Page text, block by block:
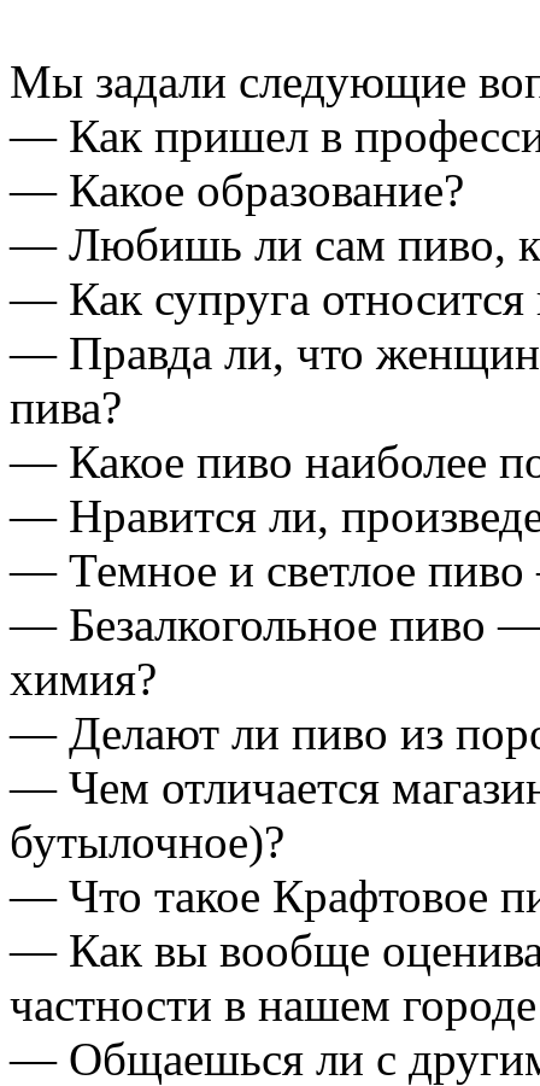
Мы задали следующие
— Как пришел в
— Какое образование?
— Любишь ли сам пиво,
— Как супруга относится
— Правда ли, что
пива?
— Какое пиво наиболее
— Нравится ли,
— Темное и светлое пиво
— Безалкогольное пиво
химия?
— Делают ли пиво из
— Чем отличается
бутылочное)?
— Что такое Крафтовое
— Как вы вообще
частности в нашем
— Общаешься ли с